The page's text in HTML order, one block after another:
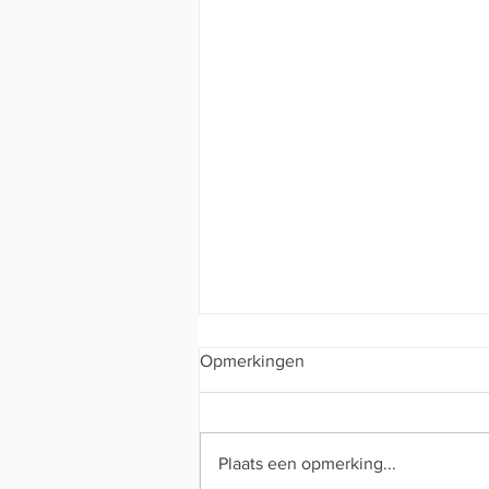
Opmerkingen
Plaats een opmerking...